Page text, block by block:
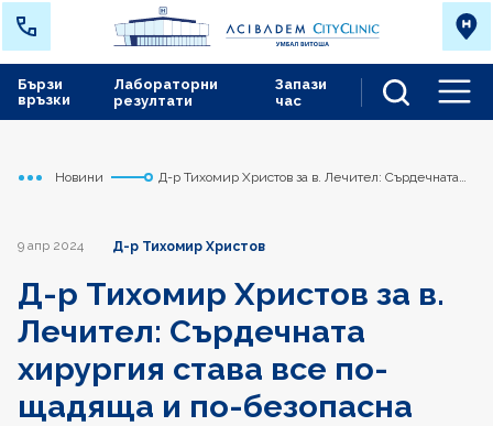
Лабораторни
резултати
Запази
час
Бързи
връзки
Начало
Сърдечно съдов център
Новини
Д-р Тихомир Христов за в. Лечител: Сърдечната
9 апр 2024 Д-р Тихомир Христов
Д-р Тихомир Христов за в.
Лечител: Сърдечната
хирургия става все по-
щадяща и по-безопасна